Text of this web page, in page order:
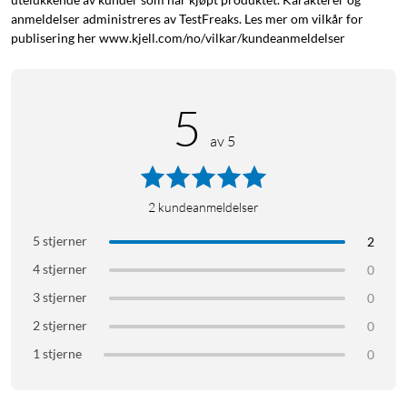
anmeldelser administreres av TestFreaks. Les mer om vilkår for
publisering her www.kjell.com/no/vilkar/kundeanmeldelser
5 av 5
2 kundeanmeldelser
5 stjerner
2
4 stjerner
0
3 stjerner
0
2 stjerner
0
1 stjerne
0